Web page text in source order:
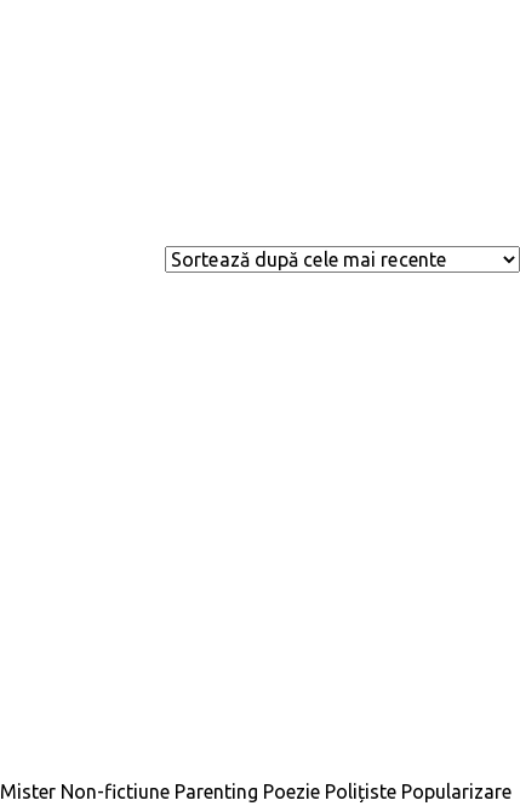
Mister Non-fictiune Parenting Poezie Polițiste Popularizare